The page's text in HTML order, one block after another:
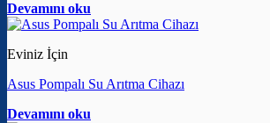
Devamını oku
Eviniz İçin
Asus Pompalı Su Arıtma Cihazı
Devamını oku